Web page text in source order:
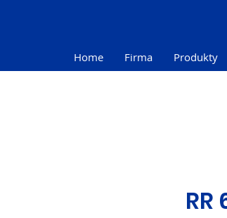
Home Firma Produkty
RR